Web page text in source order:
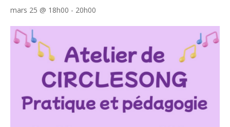
mars 25 @ 18h00 - 20h00